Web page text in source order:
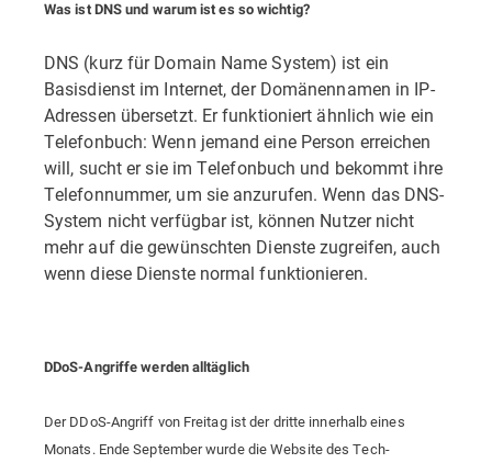
Was ist DNS und warum ist es so wichtig?
DNS (kurz für Domain Name System) ist ein
Basisdienst im Internet, der Domänennamen in IP-
Adressen übersetzt. Er funktioniert ähnlich wie ein
Telefonbuch: Wenn jemand eine Person erreichen
will, sucht er sie im Telefonbuch und bekommt ihre
Telefonnummer, um sie anzurufen. Wenn das DNS-
System nicht verfügbar ist, können Nutzer nicht
mehr auf die gewünschten Dienste zugreifen, auch
wenn diese Dienste normal funktionieren.
DDoS-Angriffe werden alltäglich
Der DDoS-Angriff von Freitag ist der dritte innerhalb eines
Monats. Ende September wurde die Website des Tech-